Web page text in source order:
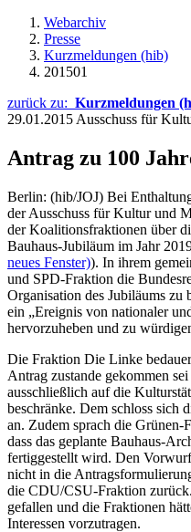
Webarchiv
Presse
Kurzmeldungen (hib)
201501
zurück zu: Kurzmeldungen
29.01.2015 Ausschuss für
Antrag zu 100
Berlin: (hib/JOJ) Bei
der Ausschuss für Kultur und
der Koalitionsfraktionen über
Bauhaus-Jubiläum im Jahr
neues Fenster)). In ihrem
und SPD-Fraktion die
Organisation des Jubiläums zu
ein „Ereignis von nationaler
hervorzuheben und zu
Die Fraktion Die Linke
Antrag zustande gekommen
ausschließlich auf die
beschränke. Dem schloss sich
an. Zudem sprach die Grünen-
dass das geplante Bauhaus-
fertiggestellt wird. Den
nicht in die
die CDU/CSU-Fraktion
gefallen und die Fraktionen
Interessen vorzutragen.